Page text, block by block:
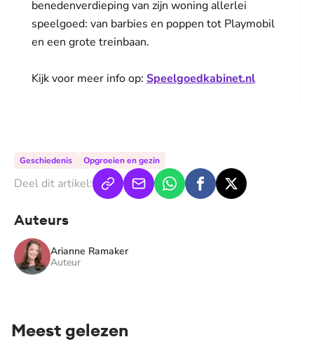
benedenverdieping van zijn woning allerlei
speelgoed: van barbies en poppen tot Playmobil
en een grote treinbaan.
Kijk voor meer info op: Speelgoedkabinet.nl
Geschiedenis Opgroeien en gezin
Deel dit artikel:
Auteurs
Arianne Ramaker
Auteur
Meest gelezen